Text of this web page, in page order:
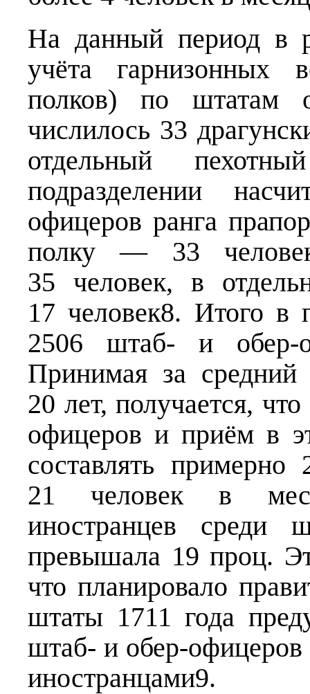
На данный период в
учёта гарнизонных
полков) по штатам
числилось 33
отдельный
подразделении
офицеров ранга
полку — 33
35 человек, в
17 человек8. Итого в
2506 штаб- и обер-
Принимая за
20 лет, получается,
офицеров и приём в
составлять
21 человек в
иностранцев среди
превышала 19 проц.
что планировало
штаты 1711 года
штаб- и обер-
иностранцами9.